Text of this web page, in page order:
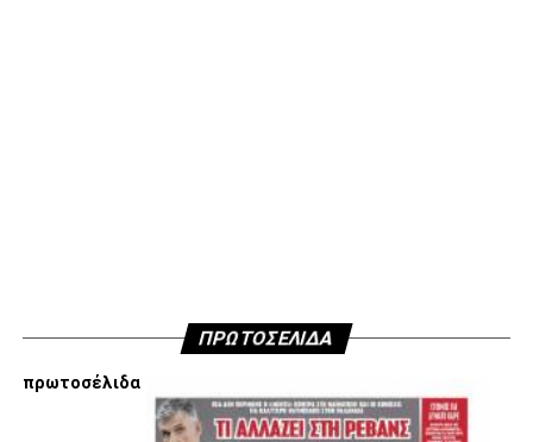
ΠΡΩΤΟΣΕΛΙΔΑ
πρωτοσέλιδα